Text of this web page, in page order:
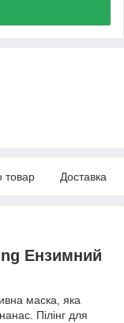
товар Доставка
Ензимний
маска, яка
Пілінг для